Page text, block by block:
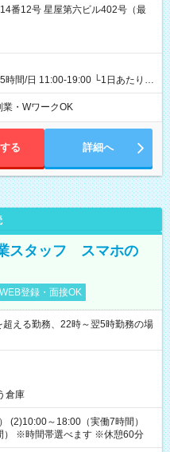
番12号 星屋第六ビル402号（最
時間/日 11:00-19:00 └1日あたりの
間帯内であれば、いつでも勤務可
好きな曜日でご勤務いただけま
な働き方が可能なお仕事です！
業・WワークOK
る 詳細へ
スタッフ スマホの
WEB登録・面接OK
える勤務、22時～翌5時勤務の場
倉庫
(2)10:00～18:00（実働7時間）
） ※時間帯選べます ※休憩60分